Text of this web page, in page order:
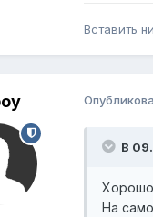
Вставить
В
Хорошо
На